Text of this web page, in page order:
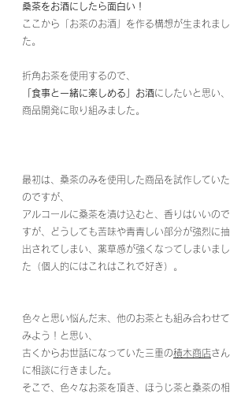
桑茶をお酒にしたら面白い！
ここから「お茶のお酒」を作る構想が生まれまし
た。
折角お茶を使用するので、
「食事と一緒に楽しめる」お酒にしたいと思い、
商品開発に取り組みました。
最初は、桑茶のみを使用した商品を試作していた
のですが、
アルコールに桑茶を漬け込むと、香りはいいので
すが、どうしても苦味や青青しい部分が強烈に抽
出されてしまい、薬草感が強くなってしまいまし
た（個人的にはこれはこれで好き）。
色々と思い悩んだ末、他のお茶とも組み合わせて
みよう！と思い、
古くからお世話になっていた三重の積木商店さん
に相談に行きました。
そこで、色々なお茶を頂き、ほうじ茶と桑茶の相